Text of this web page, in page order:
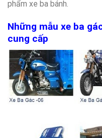
phẩm xe ba bánh.
Những mẫu xe ba
cung cấp